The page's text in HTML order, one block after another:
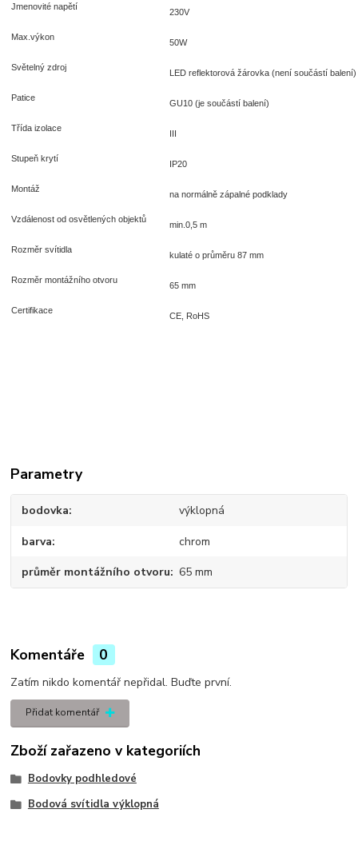
Jmenovité napětí
230V
Max.výkon
50W
Světelný zdroj
LED reflektorová žárovka (není součástí balení)
Patice
GU10 (je součástí balení)
Třída izolace
Stupeň krytí
IP20
Montáž
na normálně zápalné podklady
Vzdálenost od osvětlených objektů
min.0,5 m
Rozměr svítidla
kulaté o průměru 87 mm
Rozměr montážního otvoru
65 mm
Certifikace
CE, RoHS
Parametry
bodovka výklopná
barva chrom
průměr montážního otvoru 65 mm
Komentáře 0
Zatím nikdo komentář nepřidal. Buďte první.
Přidat komentář
Zboží zařazeno v kategoriích
Bodovky podhledové
Bodová svítidla výklopná